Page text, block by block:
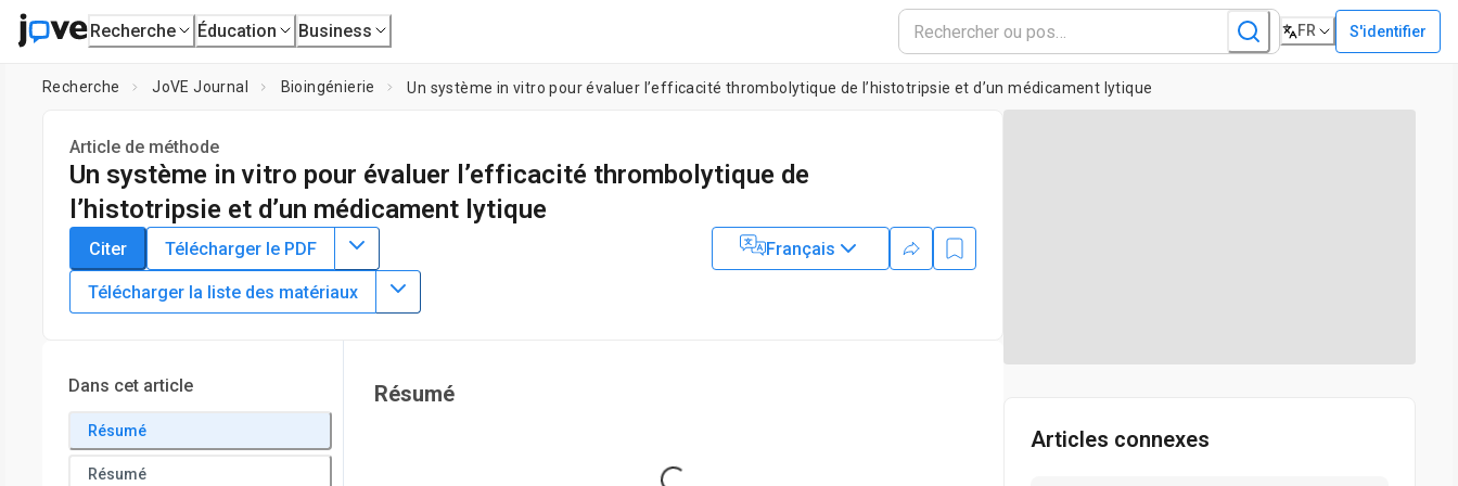
Recherche Éducation Business FR S'identifier
Recherche JoVE Journal Bioingénierie Un système in vitro pour évaluer l’efficacité thrombolytique de l’histotripsie et d’un médicament lytique
Article de méthode
Un système in vitro pour évaluer l’efficacité thrombolytique de
l’histotripsie et d’un médicament lytique
DOI : 10.3791/62133 ⸱ 4 juin 2021
Aarushi Bhargava1,Samuel A. Hendley2,Kenneth B. Bader
Department of Radiology,
Citer Télécharger le PDF
Télécharger la liste des matériaux
Français
Dans cet article
Résumé
Résumé
Résumé
Articles connexes